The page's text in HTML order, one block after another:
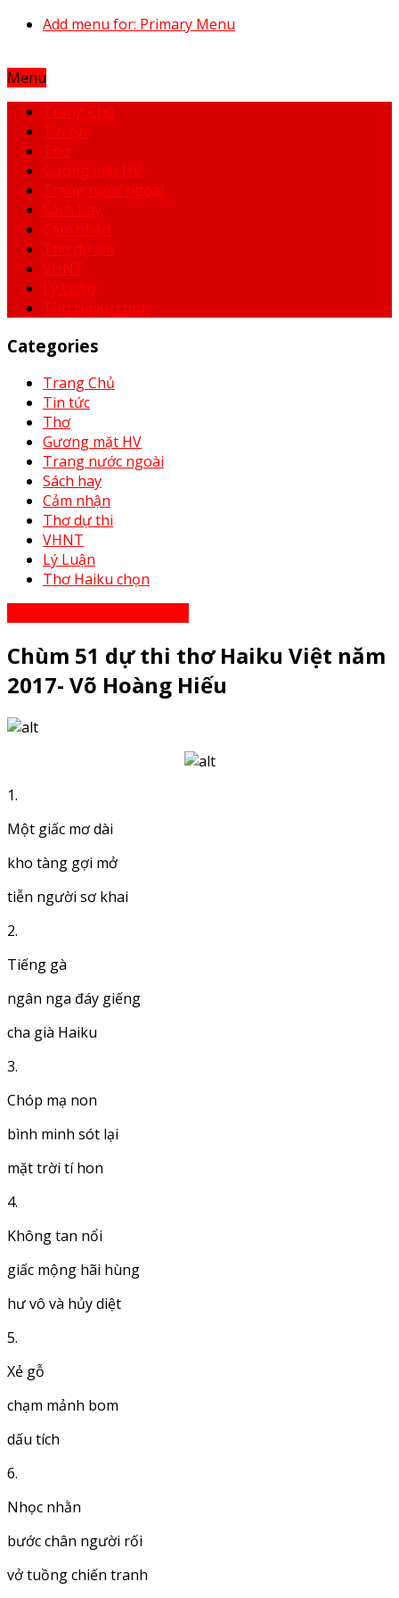
Add menu for: Primary Menu
Menu
Trang Chủ
Tin tức
Thơ
Gương mặt HV
Trang nước ngoài
Sách hay
Cảm nhận
Thơ dự thi
VHNT
Lý Luận
Thơ Haiku chọn
Categories
Trang Chủ
Tin tức
Thơ
Gương mặt HV
Trang nước ngoài
Sách hay
Cảm nhận
Thơ dự thi
VHNT
Lý Luận
Thơ Haiku chọn
Chùm 51 dự thi thơ Haiku Việt năm
2017- Võ Hoàng Hiếu
1.
Một giấc mơ dài
kho tàng gợi mở
tiễn người sơ khai
2.
Tiếng gà
ngân nga đáy giếng
cha già Haiku
3.
Chóp mạ non
bình minh sót lại
mặt trời tí hon
4.
Không tan nổi
giấc mộng hãi hùng
hư vô và hủy diệt
5.
Xẻ gỗ
chạm mảnh bom
dấu tích
6.
Nhọc nhằn
bước chân người rối
vở tuồng chiến tranh